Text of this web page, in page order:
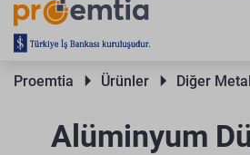
Proemtia Ürünler Diğer
Alüminyum